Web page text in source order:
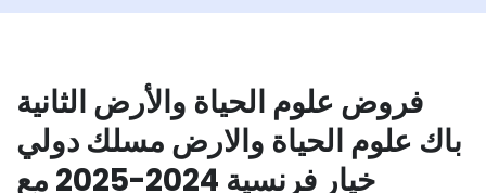
فروض علوم الحياة والأرض الثانية
باك علوم الحياة والارض مسلك دولي
خيار فرنسية 2024-2025 مع